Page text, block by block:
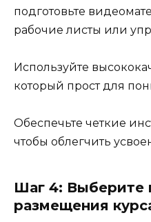
подготовьте
рабочие листы или
Используйте
который прост для
Обеспечьте четкие
чтобы облегчить
Шаг 4: Выберите
размещения